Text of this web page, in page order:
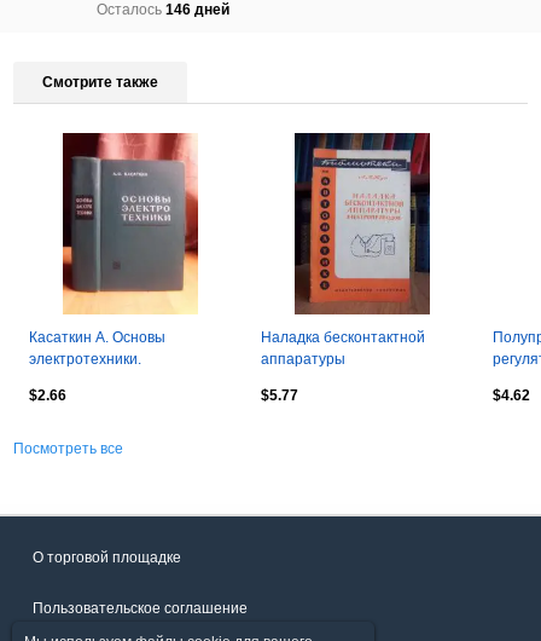
Осталось 146 дней
Смотрите также
Касаткин А. Основы
электротехники.
$2.66
Наладка бесконтактной
аппаратуры
$5.77
$4.62
Посмотреть все
О торговой площадке
Пользовательское соглашение